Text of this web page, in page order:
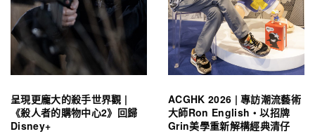
呈現更龐大的殺手世界觀 |
《殺人者的購物中心2》回歸
Disney+
ACGHK 2026 | 專訪潮流藝術
大師Ron English・以招牌
Grin美學重新解構經典清仔